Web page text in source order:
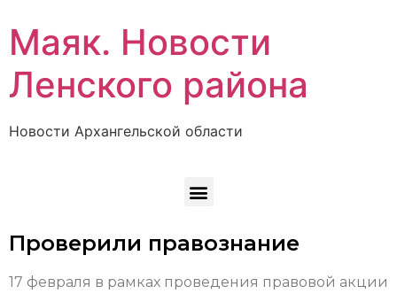
Маяк. Новости
Ленского района
Новости Архангельской области
Проверили правознание
17 февраля в рамках проведения правовой акции